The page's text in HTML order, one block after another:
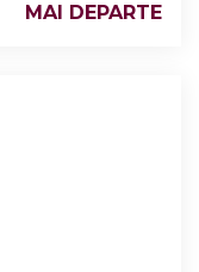
MAI DEPARTE